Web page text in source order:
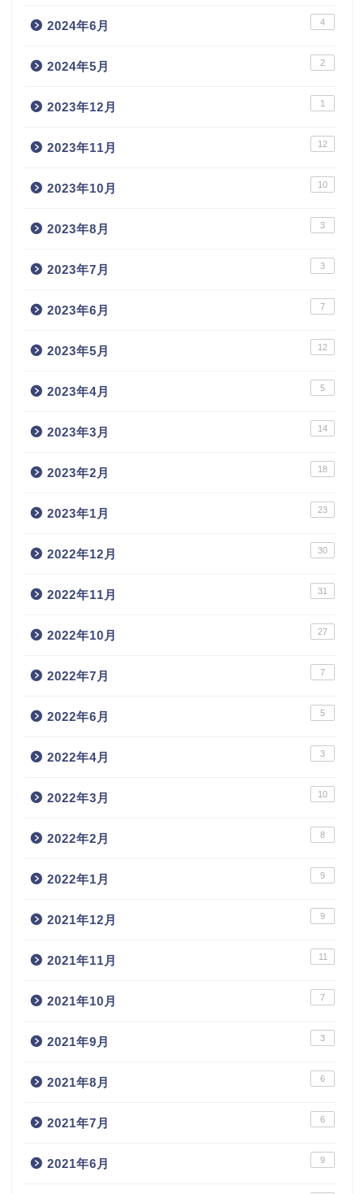
2024年6月 4
2024年5月 2
2023年12月 1
2023年11月 12
2023年10月 10
2023年8月 3
2023年7月 3
2023年6月 7
2023年5月 12
2023年4月 5
2023年3月 14
2023年2月 18
2023年1月 23
2022年12月 30
2022年11月 31
2022年10月 27
2022年7月 7
2022年6月 5
2022年4月 3
2022年3月 10
2022年2月 8
2022年1月 9
2021年12月 9
2021年11月 11
2021年10月 7
2021年9月 3
2021年8月 6
2021年7月 6
2021年6月 9